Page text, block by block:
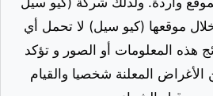
خلال موقعها (كيو سيل) لا تحمل أي
هذه المعلومات أو الصور و تؤكد
المعلنة شخصيا والقيام